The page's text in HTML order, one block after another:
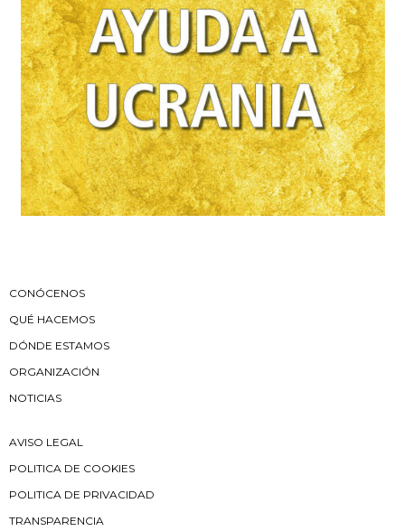
CONÓCENOS
QUÉ HACEMOS
DÓNDE ESTAMOS
ORGANIZACIÓN
NOTICIAS
AVISO LEGAL
POLITICA DE COOKIES
POLITICA DE PRIVACIDAD
TRANSPARENCIA